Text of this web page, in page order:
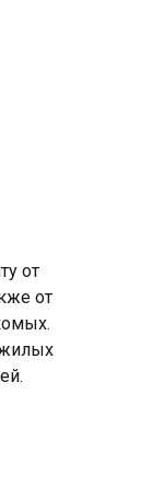
от
от
жилых